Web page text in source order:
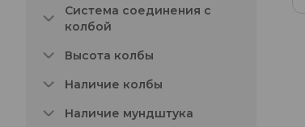
Система соединения с
колбой
Высота колбы
Наличие колбы
Наличие мундштука